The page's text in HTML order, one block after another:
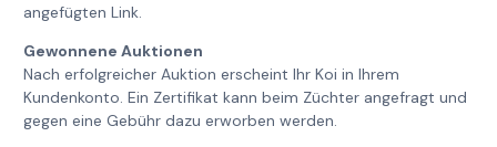
angefügten Link.
Gewonnene Auktionen
Nach erfolgreicher Auktion erscheint Ihr Koi in Ihrem
Kundenkonto. Ein Zertifikat kann beim Züchter angefragt und
gegen eine Gebühr dazu erworben werden.